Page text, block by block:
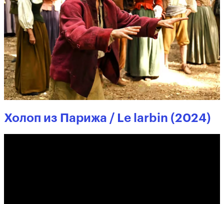
Холоп из Парижа / Le larbin (2024)